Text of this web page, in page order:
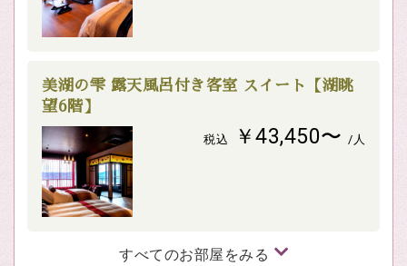
美湖の雫 露天風呂付き客室 スイート【湖眺
望6階】
税込 ￥43,450〜 /人
すべてのお部屋をみる